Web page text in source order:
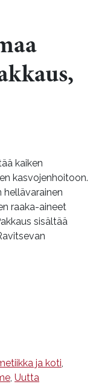
kaiken
kasvojenhoitoon.
raaka-aineet
sisältää
ja koti
Uutta